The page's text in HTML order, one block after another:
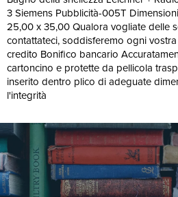
3 Siemens Pubblicità-005T
25,00 x 35,00 Qualora vogliate delle
contattateci, soddisferemo ogni
credito Bonifico bancario
cartoncino e protette da pellicola
inserito dentro plico di adeguate
l'integrità